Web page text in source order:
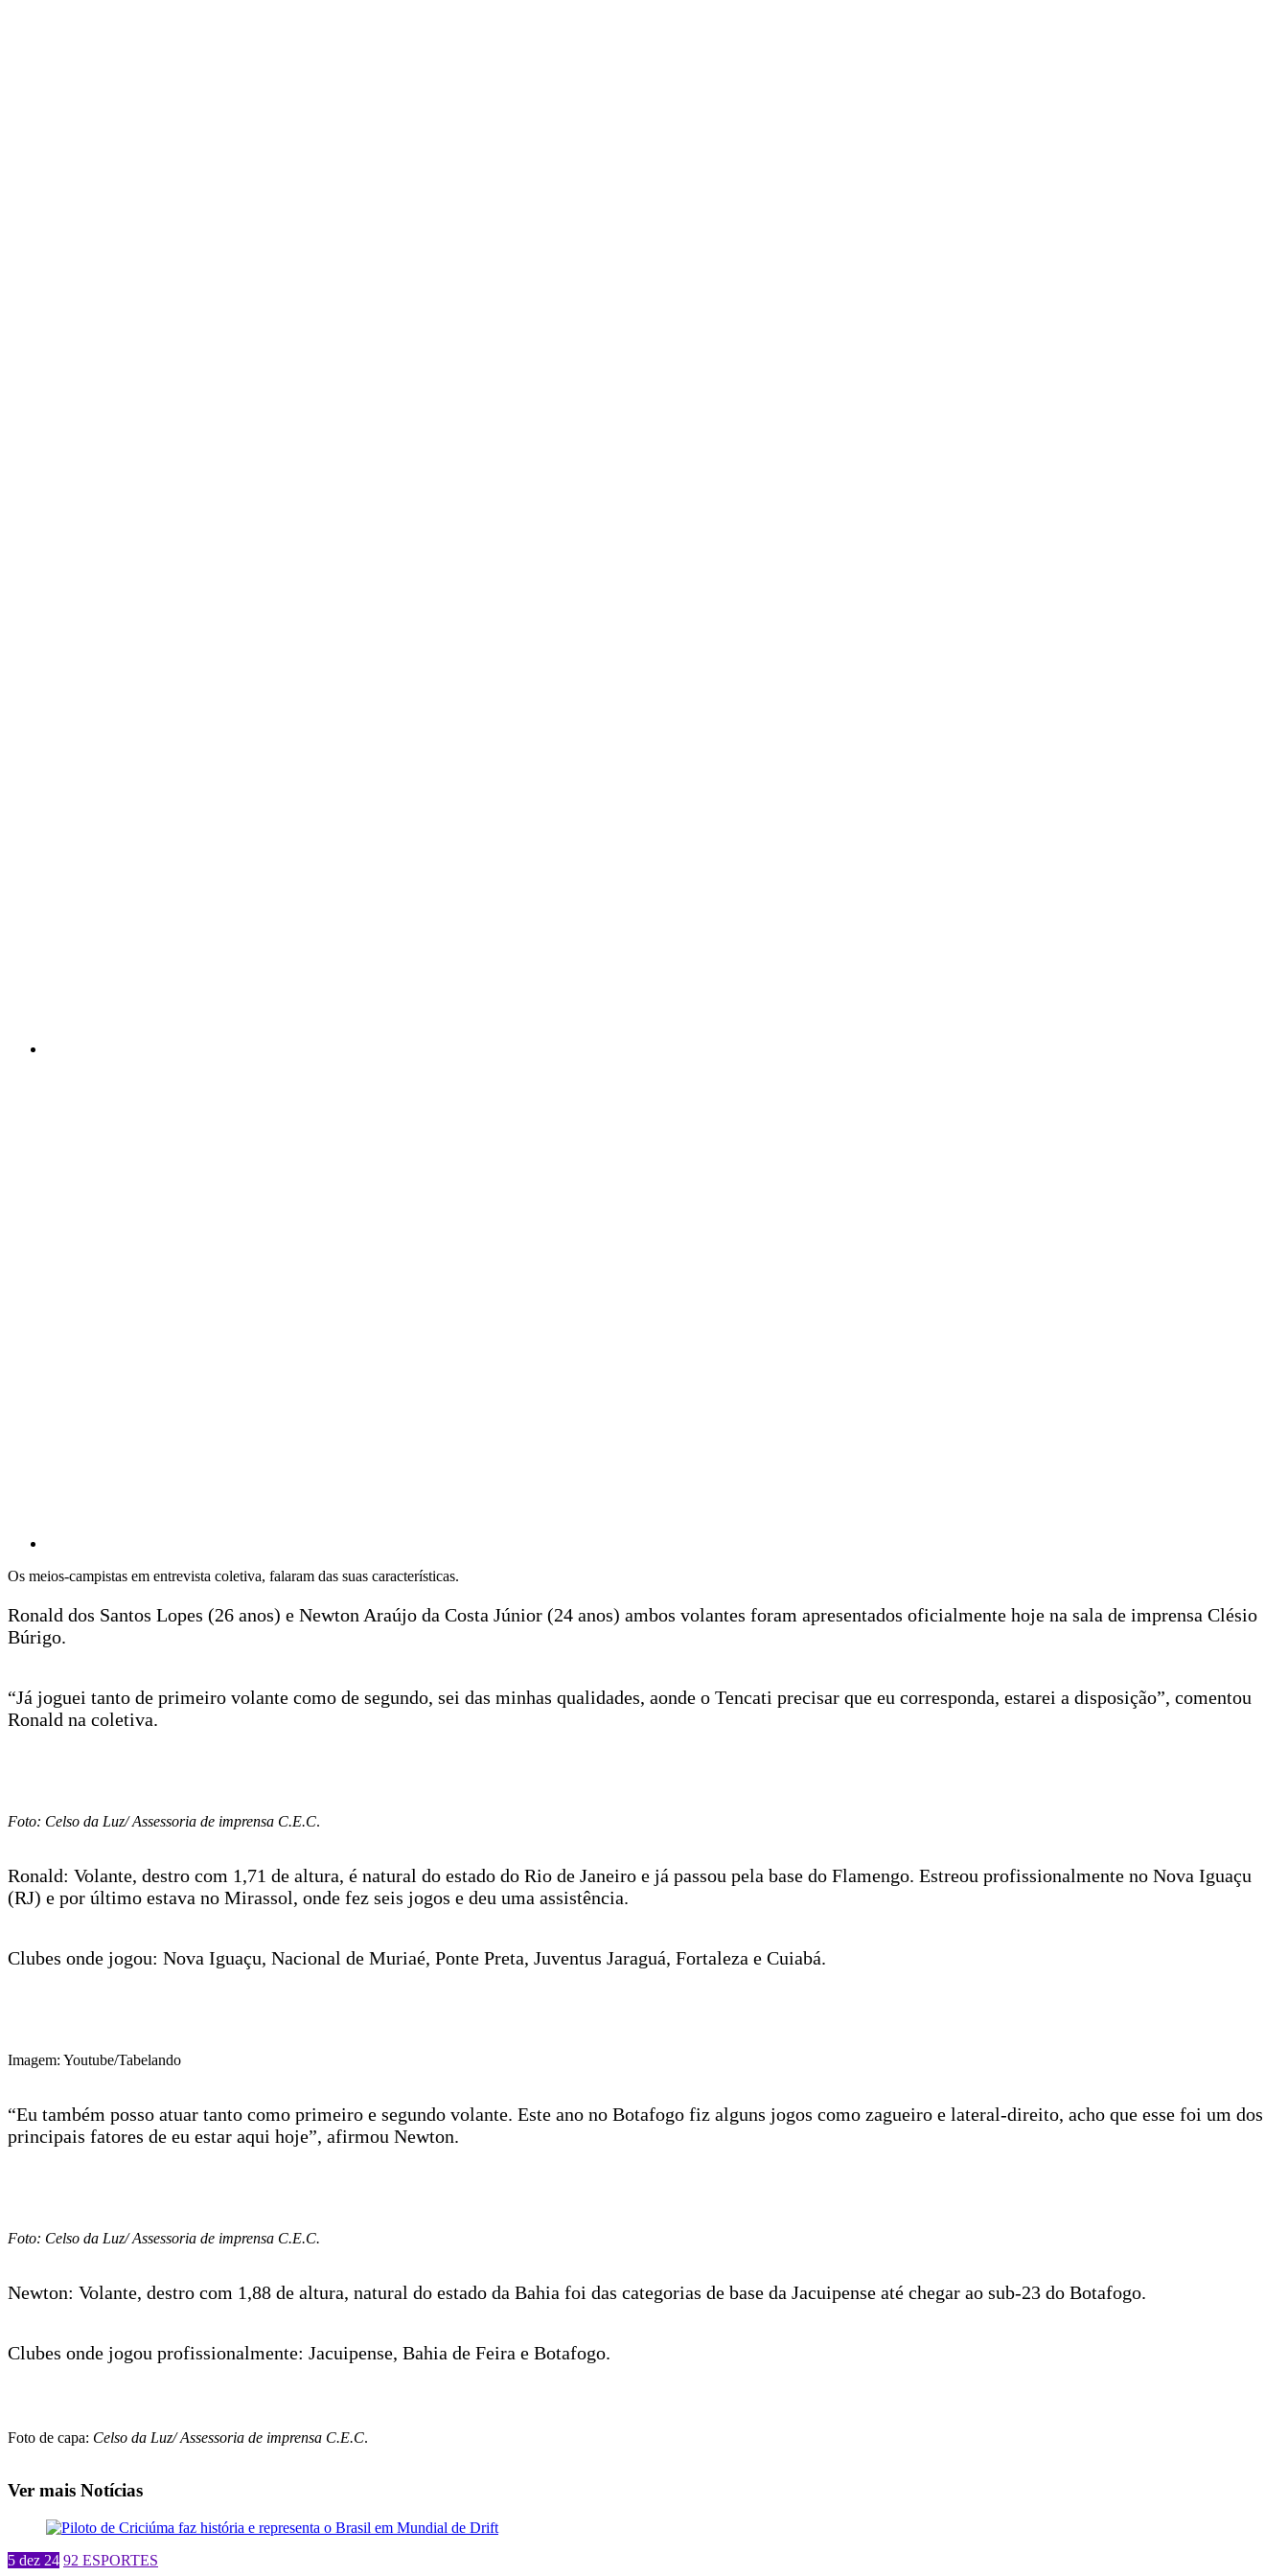
Os meios-campistas em entrevista coletiva, falaram das suas características.
Ronald dos Santos Lopes (26 anos) e Newton Araújo da Costa Júnior (24 anos) ambos volantes foram apresentados oficialmente hoje na sala de imprensa Clésio
Búrigo.
“Já joguei tanto de primeiro volante como de segundo, sei das minhas qualidades, aonde o Tencati precisar que eu corresponda, estarei a disposição”, comentou
Ronald na coletiva.
Foto: Celso da Luz/ Assessoria de imprensa C.E.C.
Ronald: Volante, destro com 1,71 de altura, é natural do estado do Rio de Janeiro e já passou pela base do Flamengo. Estreou profissionalmente no Nova Iguaçu
(RJ) e por último estava no Mirassol, onde fez seis jogos e deu uma assistência.
Clubes onde jogou: Nova Iguaçu, Nacional de Muriaé, Ponte Preta, Juventus Jaraguá, Fortaleza e Cuiabá.
Imagem: Youtube/Tabelando
“Eu também posso atuar tanto como primeiro e segundo volante. Este ano no Botafogo fiz alguns jogos como zagueiro e lateral-direito, acho que esse foi um dos
principais fatores de eu estar aqui hoje”, afirmou Newton.
Foto: Celso da Luz/ Assessoria de imprensa C.E.C.
Newton: Volante, destro com 1,88 de altura, natural do estado da Bahia foi das categorias de base da Jacuipense até chegar ao sub-23 do Botafogo.
Clubes onde jogou profissionalmente: Jacuipense, Bahia de Feira e Botafogo.
Foto de capa: Celso da Luz/ Assessoria de imprensa C.E.C.
Ver mais Notícias
5 dez 24 92 ESPORTES